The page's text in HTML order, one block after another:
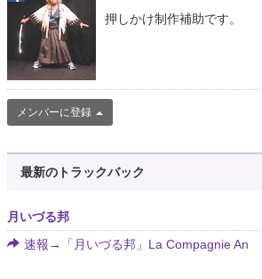
押しかけ制作補助です。
メンバーに登録
最新のトラックバック
月いづる邦
速報→「月いづる邦」La Compagnie An